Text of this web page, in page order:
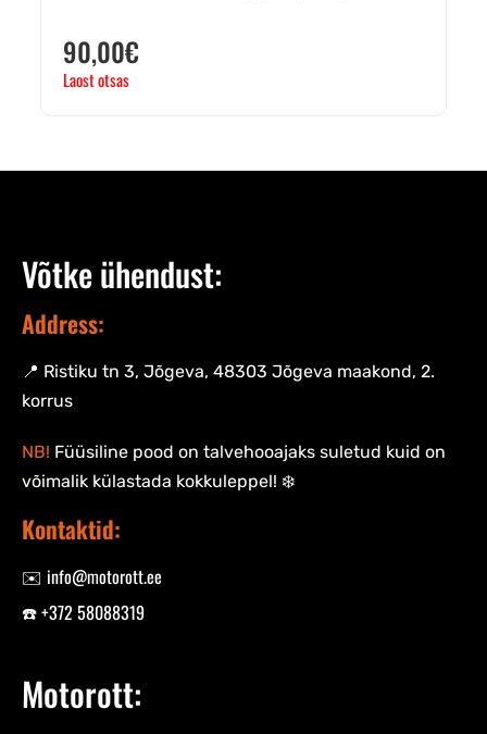
90,00€
Laost otsas
Võtke ühendust:
Address:
📍 Ristiku tn 3, Jõgeva, 48303 Jõgeva maakond, 2.
korrus
NB! Füüsiline pood on talvehooajaks suletud kuid on
võimalik külastada kokkuleppel! ❄️
Kontaktid:
✉️ info@motorott.ee
☎️ +372 58088319
Motorott: